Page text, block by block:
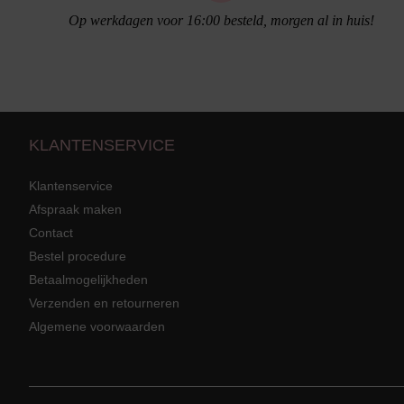
Op werkdagen voor 16:00 besteld, morgen al in huis!
KLANTENSERVICE
Klantenservice
Afspraak maken
Contact
Bestel procedure
Betaalmogelijkheden
Verzenden en retourneren
Algemene voorwaarden
Strandkleding
terug
Alle Strandkleding
Tuniek En Blouses
Badmode met structuur stof Zwarte